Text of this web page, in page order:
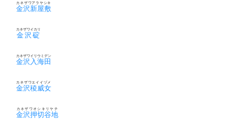
金沢新屋敷
カネザワアラヤシキ
金沢碇
カネザワイカリ
金沢入海田
カネザワイリウミデン
金沢稜威女
カネザワエイイヅメ
金沢押切谷地
カネザワオシキリヤチ